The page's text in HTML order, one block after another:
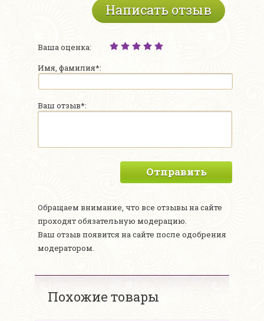
Написать отзыв
Ваша оценка:
Имя, фамилия*:
Ваш отзыв*:
Отправить
Обращаем внимание, что все отзывы на сайте
проходят обязательную модерацию.
Ваш отзыв появится на сайте после одобрения
модератором.
Похожие товары